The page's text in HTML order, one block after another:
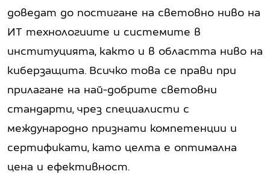
доведат до постигане на световно ниво на
ИТ технологиите и системите в
институцията, както и в областта ниво на
киберзащита. Всичко това се прави при
прилагане на най-добрите световни
стандарти, чрез специалисти с
международно признати компетенции и
сертификати, като целта е оптимална
цена и ефективност.